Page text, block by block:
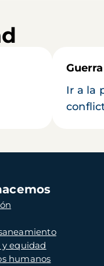
Ir a la
y equidad
humanos